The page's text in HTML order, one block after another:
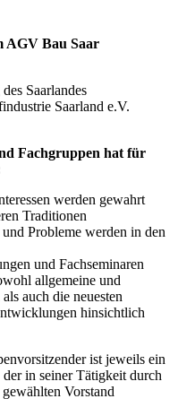
AGV Bau Saar
Saarlandes
Saarland e.V.
Fachgruppen hat für
werden gewahrt
Traditionen
Probleme werden in den
und Fachseminaren
allgemeine und
auch die neuesten
hinsichtlich
ist jeweils ein
in seiner Tätigkeit durch
Vorstand